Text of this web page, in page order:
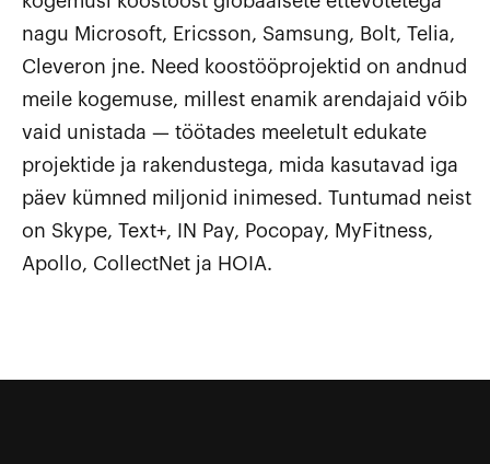
nagu Microsoft, Ericsson, Samsung, Bolt, Telia,
Cleveron jne. Need koostööprojektid on andnud
meile kogemuse, millest enamik arendajaid võib
vaid unistada — töötades meeletult edukate
projektide ja rakendustega, mida kasutavad iga
päev kümned miljonid inimesed. Tuntumad neist
on Skype, Text+, IN Pay, Pocopay, MyFitness,
Apollo, CollectNet ja HOIA.